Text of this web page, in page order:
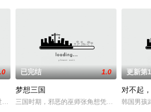
视父母留下了“Full House”为自己的家，自己的
已完结 1.0
梦想三国
三国时期，邪恶的巫师张角想凭借太平教的力
更新第
对不起
韩国男孩